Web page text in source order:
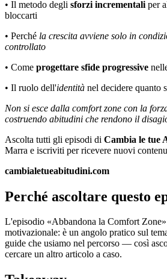
• Il metodo degli sforzi incrementali per
bloccarti
• Perché la crescita avviene solo in
controllato
• Come progettare sfide progressive
• Il ruolo dell'identità nel decidere quanto
Non si esce dalla comfort zone con la
costruendo abitudini che rendono il
Ascolta tutti gli episodi di Cambia le tue
Marra e iscriviti per ricevere nuovi
cambialetueabitudini.com
Perché ascoltare questo
L'episodio «Abbandona la Comfort
motivazionale: è un angolo pratico sul
guide che usiamo nel percorso — così
cercare un altro articolo a caso.